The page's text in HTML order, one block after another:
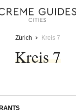
Zürich Kreis 7
Kreis 7